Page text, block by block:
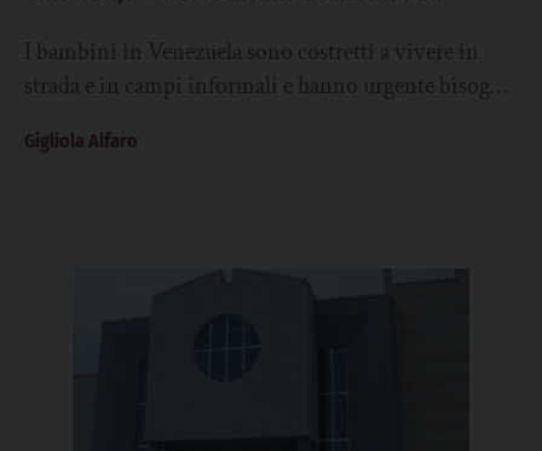
umanitario”
I bambini in Venezuela sono costretti a vivere in
strada e in campi informali e hanno urgente bisogno
Gigliola Alfaro